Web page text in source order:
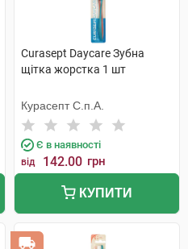
Curasept Daycare Зубна
щітка жорстка 1 шт
Курасепт С.п.А.
Є в наявності
від 142.00 грн
КУПИТИ